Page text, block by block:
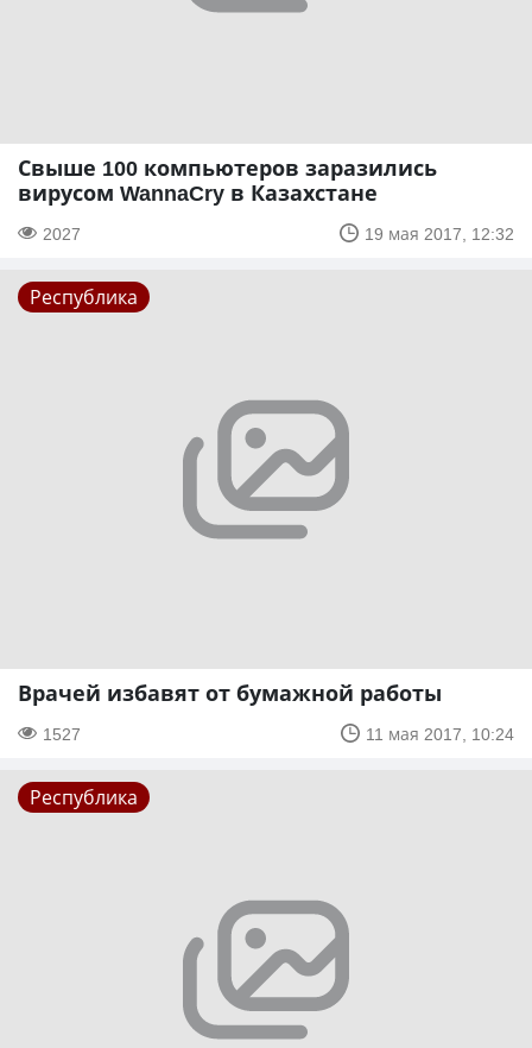
Свыше 100 компьютеров заразились
вирусом WannaCry в Казахстане
2027 19 мая 2017, 12:32
Республика
Врачей избавят от бумажной работы
1527 11 мая 2017, 10:24
Республика